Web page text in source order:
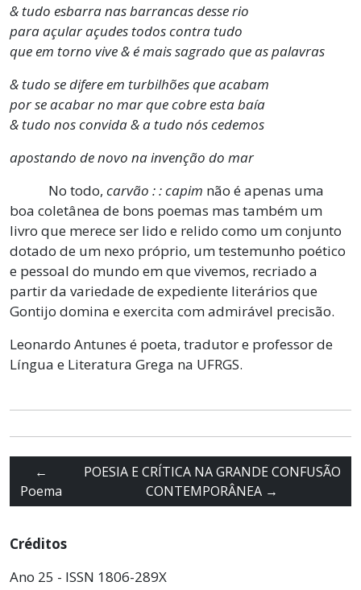
& tudo esbarra nas barrancas desse rio
para açular açudes todos contra tudo
que em torno vive & é mais sagrado que as palavras
& tudo se difere em turbilhões que acabam
por se acabar no mar que cobre esta baía
& tudo nos convida & a tudo nós cedemos
apostando de novo na invenção do mar
No todo, carvão : : capim não é apenas uma
boa coletânea de bons poemas mas também um
livro que merece ser lido e relido como um conjunto
dotado de um nexo próprio, um testemunho poético
e pessoal do mundo em que vivemos, recriado a
partir da variedade de expediente literários que
Gontijo domina e exercita com admirável precisão.
Leonardo Antunes é poeta, tradutor e professor de
Língua e Literatura Grega na UFRGS.
←
Poema
POESIA E CRÍTICA NA GRANDE CONFUSÃO
CONTEMPORÂNEA →
Créditos
Ano 25 - ISSN 1806-289X